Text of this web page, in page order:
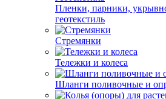
Пленки, парники,
геотекстиль
Стремянки
Тележки и колеса
Шланги поливочные и